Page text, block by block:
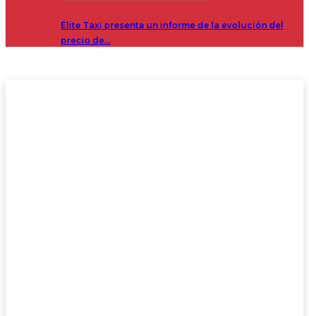
Élite Taxi presenta un informe de la evolución del
precio de…